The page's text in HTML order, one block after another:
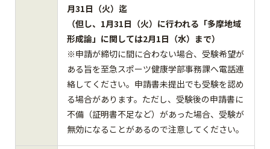
月31日（火）迄
（但し、1月31日（火）に行われる「多摩地域
形成論」に関しては2月1日（水）まで）
※申請が締切に間に合わない場合、受験希望が
ある旨を至急スポーツ健康学部事務課へ電話連
絡してください。申請書未提出でも受験を認め
る場合があります。ただし、受験後の申請書に
不備（証明書不足など）があった場合、受験が
無効になることがあるので注意してください。